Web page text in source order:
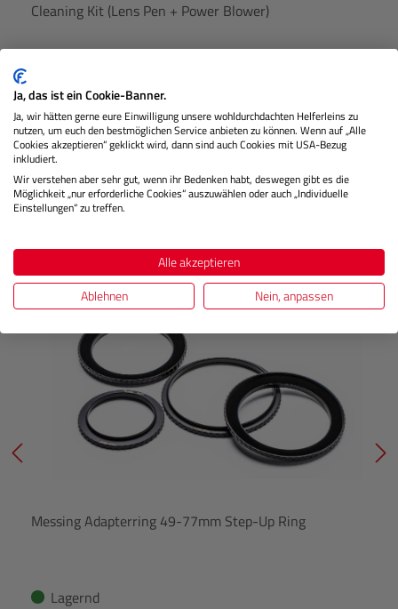
Cleaning Kit (Lens Pen + Power Blower)
Lagernd
Preis € 19,99
IN DEN WARENKORB
Produktgalerie überspringen
Messing Adapterring 49-77mm Step-Up Ring
Lagernd
Ja, das ist ein Cookie-Banner.
Ja, wir hätten gerne eure Einwilligung unsere wohldurchdachten Helferleins zu
nutzen, um euch den bestmöglichen Service anbieten zu können. Wenn auf „Alle
Cookies akzeptieren“ geklickt wird, dann sind auch Cookies mit USA-Bezug
inkludiert.
Wir verstehen aber sehr gut, wenn ihr Bedenken habt, deswegen gibt es die
Möglichkeit „nur erforderliche Cookies“ auszuwählen oder auch „Individuelle
Einstellungen“ zu treffen.
Alle akzeptieren
Ablehnen
Nein, anpassen